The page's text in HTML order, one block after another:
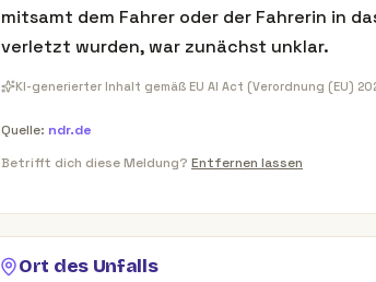
mitsamt dem Fahrer oder der Fahrerin in
verletzt wurden, war zunächst unklar.
KI-generierter Inhalt gemäß EU AI Act (Verordnung (EU)
Quelle: ndr.de
Betrifft dich diese Meldung? Entfernen lassen
Ort des Unfalls